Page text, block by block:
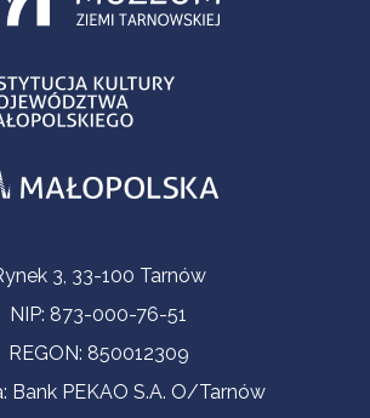
3, 33-100 Tarnów
NIP: 873-000-76-51
REGON: 850012309
Bank PEKAO S.A. O/Tarnów